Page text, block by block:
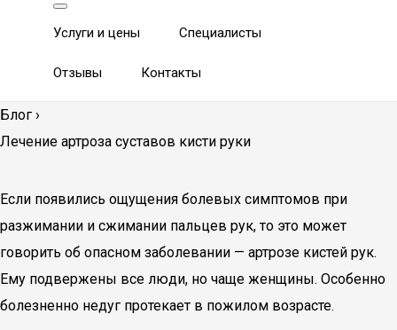
Услуги и цены Специалисты
Отзывы Контакты
Блог ›
Лечение артроза суставов кисти руки
Если появились ощущения болевых симптомов при
разжимании и сжимании пальцев рук, то это может
говорить об опасном заболевании — артрозе кистей рук.
Ему подвержены все люди, но чаще женщины. Особенно
болезненно недуг протекает в пожилом возрасте.